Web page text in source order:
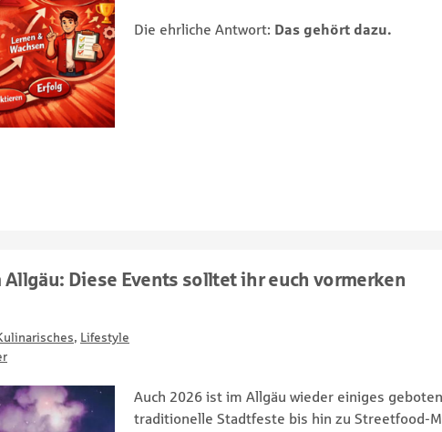
Die ehrliche Antwort: Das gehört dazu.
Allgäu: Diese Events solltet ihr euch vormerken
, Lifestyle
Auch 2026 ist im Allgäu wieder einiges
traditionelle Stadtfeste bis hin zu Streetfood-